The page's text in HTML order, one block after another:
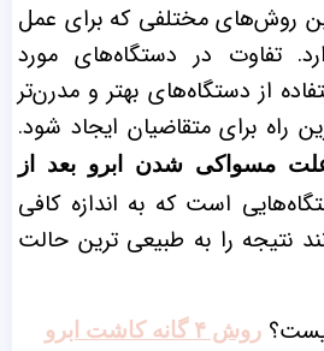
روش‌های مختلفی که برای عمل
تفاوت در دستگاه‌های مورد
از دستگاه‌های بهتر و مدرن‌تر
راه برای متقاضیان ایجاد شود.
مسواکی شدن ابرو بعد از
است که به اندازه کافی
نتیجه را به طبیعی ترین حالت
روش ۴ گانه کاشت ابرو